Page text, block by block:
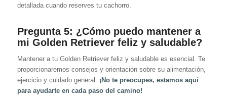
detallada cuando reserves tu cachorro.
Pregunta 5: ¿Cómo puedo mantener a
mi Golden Retriever feliz y saludable?
Mantener a tu Golden Retriever feliz y saludable es esencial. Te
proporcionaremos consejos y orientación sobre su alimentación,
ejercicio y cuidado general. ¡No te preocupes, estamos aquí
para ayudarte en cada paso del camino!